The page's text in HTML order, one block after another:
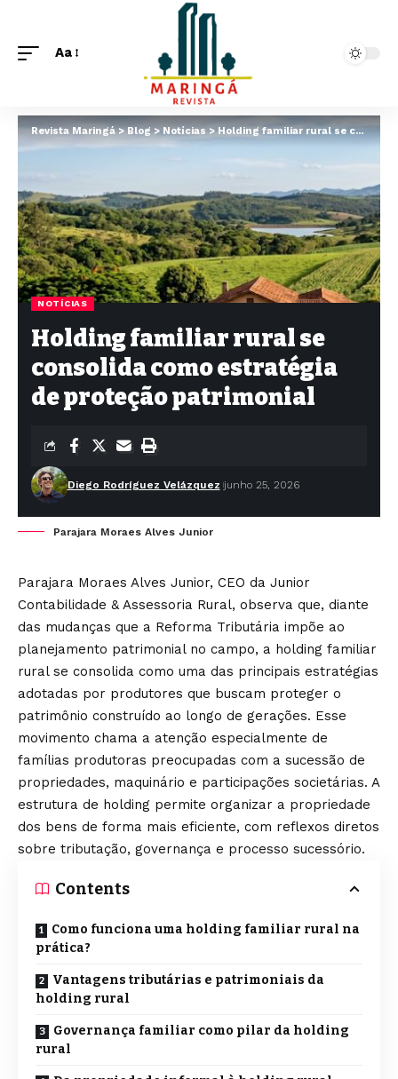
Aa
Revista Maringá>Blog> Notícias>Holding familiar rural se consolida como estratégia de proteção patrimonial
NOTÍCIAS
Holding familiar rural se
consolida como estratégia
de proteção patrimonial
Diego Rodríguez Velázquez junho 25, 2026
Parajara Moraes Alves Junior
Parajara Moraes Alves Junior, CEO da Junior
Contabilidade & Assessoria Rural, observa que, diante
das mudanças que a Reforma Tributária impõe ao
planejamento patrimonial no campo, a holding familiar
rural se consolida como uma das principais estratégias
adotadas por produtores que buscam proteger o
patrimônio construído ao longo de gerações. Esse
movimento chama a atenção especialmente de
famílias produtoras preocupadas com a sucessão de
propriedades, maquinário e participações societárias. A
estrutura de holding permite organizar a propriedade
dos bens de forma mais eficiente, com reflexos diretos
sobre tributação, governança e processo sucessório.
Contents
Como funciona uma holding familiar rural na
prática?
Vantagens tributárias e patrimoniais da
holding rural
Governança familiar como pilar da holding
rural